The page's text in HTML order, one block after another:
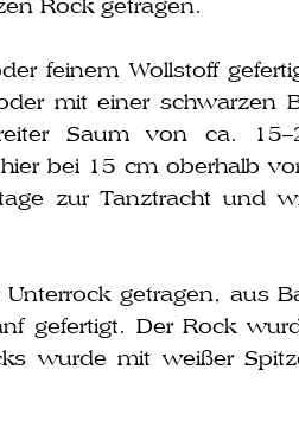
Rock getragen.
fei­nem Wollstoff
mit einer schwar­zen
Saum von ca.
bei 15 cm ober­halb
zur Tanztracht und
getra­gen, aus
gefer­tigt. Der Rock
wur­de mit wei­ßer